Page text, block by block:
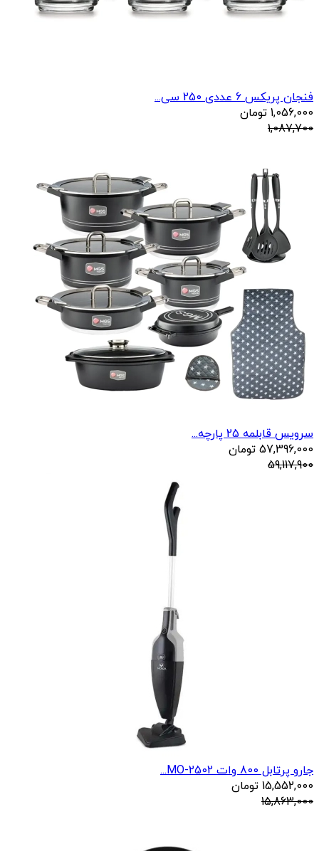
فنجان پریکس 6 عددی 250 سی...
1,056,000 تومان
1,087,700
سرویس قابلمه 25 پارچه...
57,396,000 تومان
59,117,900
جارو پرتابل 800 وات MO-2502...
15,552,000 تومان
15,863,000